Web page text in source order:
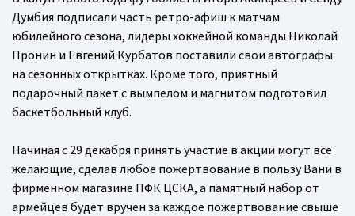
Думбия подписали часть ретро-афиш к матчам
юбилейного сезона, лидеры хоккейной команды Николай
Пронин и Евгений Курбатов поставили свои автографы
на сезонных открытках. Кроме того, приятный
подарочный пакет с вымпелом и магнитом подготовил
баскетбольный клуб.
Начиная с 29 декабря принять участие в акции могут все
желающие, сделав любое пожертвование в пользу Вани в
фирменном магазине ПФК ЦСКА, а памятный набор от
армейцев будет вручен за каждое пожертвование свыше